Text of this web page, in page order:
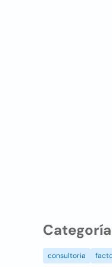
consultoria